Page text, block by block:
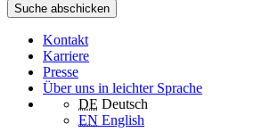
Suche abschicken
Kontakt
Karriere
Presse
Über uns in leichter Sprache
DE Deutsch
EN English